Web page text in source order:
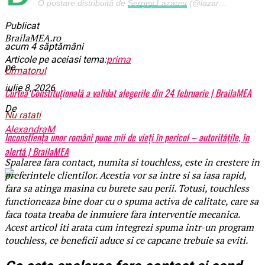
O postare distribuită de Sergey Lazarev (@lazarevsergey) pe
BrailaMEA.ro
Articole pe aceiasi tema:prima
Urmatorul
Curtea Constituțională a validat alegerile din 24 februarie | BrailaMEA
Nu ratati
Inconștiența unor români pune mii de vieți în pericol – autoritățile, în
alertă | BrailaMEA
Publicat
acum 4 săptămâni
pe
iulie 8, 2026
De
AlexandraM
Spalarea fara contact, numita si touchless, este in crestere in
preferintele clientilor. Acestia vor sa intre si sa iasa rapid,
fara sa atinga masina cu burete sau perii. Totusi, touchless
functioneaza bine doar cu o spuma activa de calitate, care sa
faca toata treaba de inmuiere fara interventie mecanica.
Acest articol iti arata cum integrezi spuma intr-un program
touchless, ce beneficii aduce si ce capcane trebuie sa eviti.